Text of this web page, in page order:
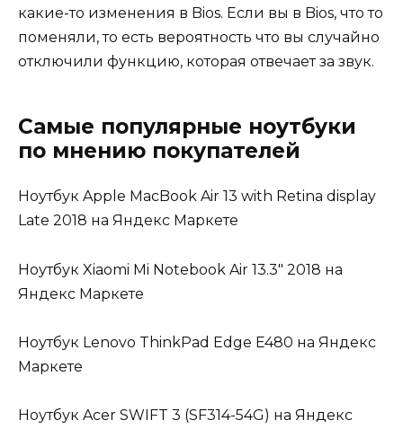
какие-то изменения в Bios. Если вы в Bios, что то
поменяли, то есть вероятность что вы случайно
отключили функцию, которая отвечает за звук.
Самые популярные ноутбуки
по мнению покупателей
Ноутбук Apple MacBook Air 13 with Retina display
Late 2018 на Яндекс Маркете
Ноутбук Xiaomi Mi Notebook Air 13.3″ 2018 на
Яндекс Маркете
Ноутбук Lenovo ThinkPad Edge E480 на Яндекс
Маркете
Ноутбук Acer SWIFT 3 (SF314-54G) на Яндекс